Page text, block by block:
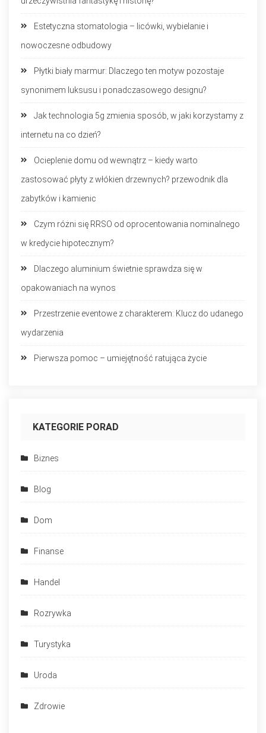
Estetyczna stomatologia – licówki, wybielanie i
nowoczesne odbudowy
Płytki biały marmur: Dlaczego ten motyw pozostaje
synonimem luksusu i ponadczasowego designu?
Jak technologia 5g zmienia sposób, w jaki korzystamy z
internetu na co dzień?
Ocieplenie domu od wewnątrz – kiedy warto
zastosować płyty z włókien drzewnych? przewodnik dla
zabytków i kamienic
Czym różni się RRSO od oprocentowania nominalnego
w kredycie hipotecznym?
Dlaczego aluminium świetnie sprawdza się w
opakowaniach na wynos
Przestrzenie eventowe z charakterem: Klucz do udanego
wydarzenia
Pierwsza pomoc – umiejętność ratująca życie
KATEGORIE PORAD
Biznes
Blog
Dom
Finanse
Handel
Rozrywka
Turystyka
Uroda
Zdrowie